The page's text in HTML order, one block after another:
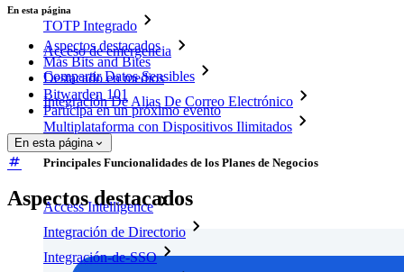
TOTP Integrado
Acceso de emergencia
Compartir Datos Sensibles
Integración De Alias De Correo Electrónico
Multiplataforma con Dispositivos Ilimitados
Principales Funcionalidades de los Planes de Negocios
Access Intelligence
Integración de Directorio
Integración-de-SSO
En esta página
Aspectos destacados
Más Bits and Bites
Destacado en medios
Bitwarden 101
Participa en un próximo evento
En esta página
Aspectos destacados